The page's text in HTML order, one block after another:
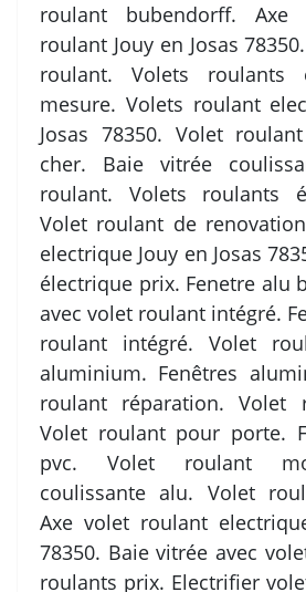
roulant bubendorff. Axe
roulant Jouy en Josas
roulant. Volets roulants
mesure. Volets roulant
Josas 78350. Volet
cher. Baie vitrée
roulant. Volets roulants
Volet roulant de
electrique Jouy en Josas
électrique prix. Fenetre alu
avec volet roulant intégré.
roulant intégré. Volet
aluminium. Fenêtres
roulant réparation. Volet
Volet roulant pour porte.
pvc. Volet roulant
coulissante alu. Volet
Axe volet roulant
78350. Baie vitrée avec
roulants prix. Electrifier